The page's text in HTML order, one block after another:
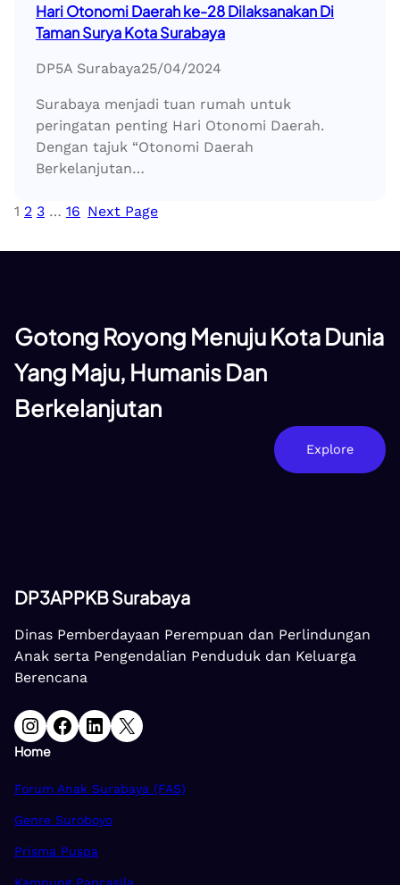
Hari Otonomi Daerah ke-28 Dilaksanakan Di
Taman Surya Kota Surabaya
DP5A Surabaya25/04/2024
Surabaya menjadi tuan rumah untuk
peringatan penting Hari Otonomi Daerah.
Dengan tajuk “Otonomi Daerah
Berkelanjutan…
1 2 3 … 16 Next Page
Gotong Royong Menuju Kota Dunia
Yang Maju, Humanis Dan
Berkelanjutan
Explore
DP3APPKB Surabaya
Dinas Pemberdayaan Perempuan dan Perlindungan
Anak serta Pengendalian Penduduk dan Keluarga
Berencana
Instagram Facebook LinkedIn X
Home
Forum Anak Surabaya (FAS)
Genre Suroboyo
Prisma Puspa